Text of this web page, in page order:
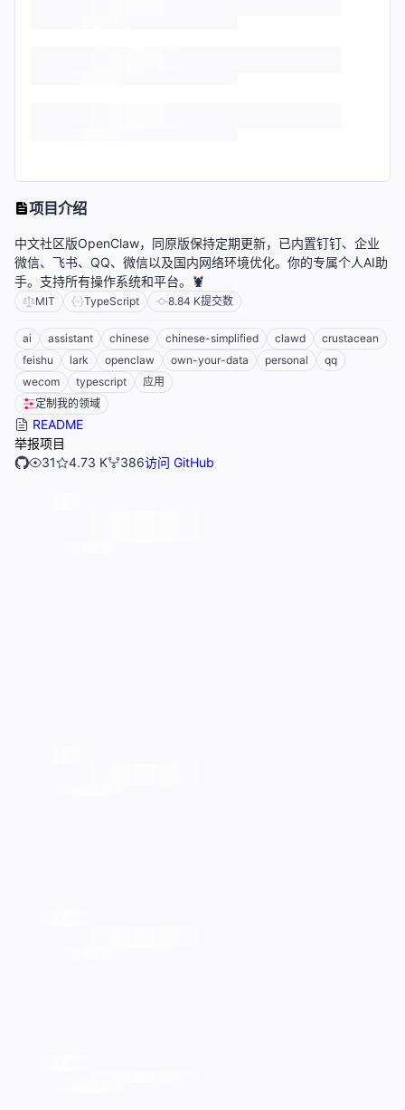
项目介绍
中文社区版OpenClaw，同原版保持定期更新，已内置钉钉、企业
微信、飞书、QQ、微信以及国内网络环境优化。你的专属个人AI助
手。支持所有操作系统和平台。🦞
MIT TypeScript 8.84 K提交数
ai assistant chinese chinese-simplified clawd
crustacean
feishu
lark openclaw own-your-data personal
qq
wecom
typescript
应用
定制我的领域
README
举报项目
31
4.73 K 386访问 GitHub